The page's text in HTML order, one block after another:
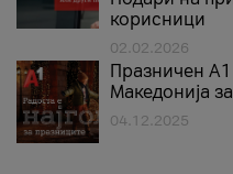
корисници
02.02.2026
Празничен
Македонија
04.12.2025